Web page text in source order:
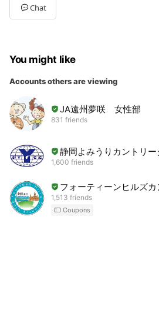
Chat
You might like
Accounts others are viewing
JA遠州夢咲 女性部
831 friends
静岡よみうりカントリー
1,600 friends
フォーティーンヒルズカ
1,513 friends
Coupons